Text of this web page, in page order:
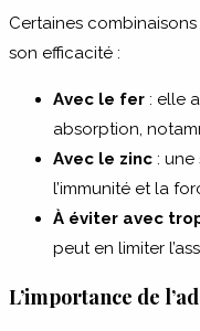
Certaines
son efficacité :
Avec le fer : elle
absorption,
Avec le zinc : une
l’immunité et la
À éviter avec
peut en limiter
L’importance de